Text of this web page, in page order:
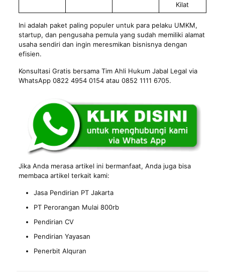
Kilat
Ini adalah paket paling populer untuk para pelaku UMKM,
startup, dan pengusaha pemula yang sudah memiliki alamat
usaha sendiri dan ingin meresmikan bisnisnya dengan
efisien.
Konsultasi Gratis bersama Tim Ahli Hukum Jabal Legal via
WhatsApp 0822 4954 0154 atau 0852 1111 6705.
Jika Anda merasa artikel ini bermanfaat, Anda juga bisa
membaca artikel terkait kami:
Jasa Pendirian PT Jakarta
PT Perorangan Mulai 800rb
Pendirian CV
Pendirian Yayasan
Penerbit Alquran